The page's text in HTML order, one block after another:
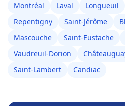
Montréal Laval Longueuil
Repentigny
Saint-Jérôme
Mascouche
Saint-Eustache
Vaudreuil-Dorion
Saint-Lambert
Candiac